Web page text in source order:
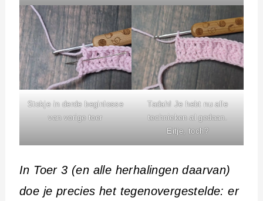
Stokje in derde beginlosse
van vorige toer
Tadah! Je hebt nu alle
technieken al gedaan.
Eitje, toch?
In Toer 3 (en alle herhalingen daarvan)
doe je precies het tegenovergestelde: er